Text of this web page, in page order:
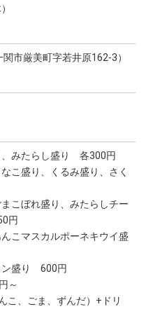
市厳美町字若井原162-3）
、みたらし盛り 各300円
こ盛り、くるみ盛り、さく
こぼれ盛り、みたらしチー
円
こマスカルポーネキウイ盛
ン盛り 600円
～
こ、ごま、ずんだ）+ドリ